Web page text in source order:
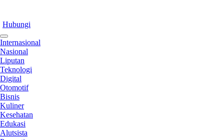
Hubungi
Internasional
Nasional
Liputan
Teknologi
Digital
Otomotif
Bisnis
Kuliner
Kesehatan
Edukasi
Alutsista